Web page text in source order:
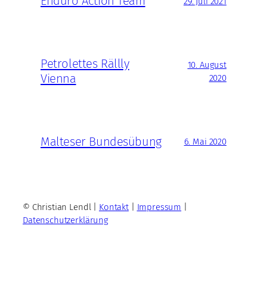
Petrolettes Rällly
Vienna
10. August
2020
Malteser Bundesübung 6. Mai 2020
© Christian Lendl | Kontakt| Impressum
Datenschutzerklärung